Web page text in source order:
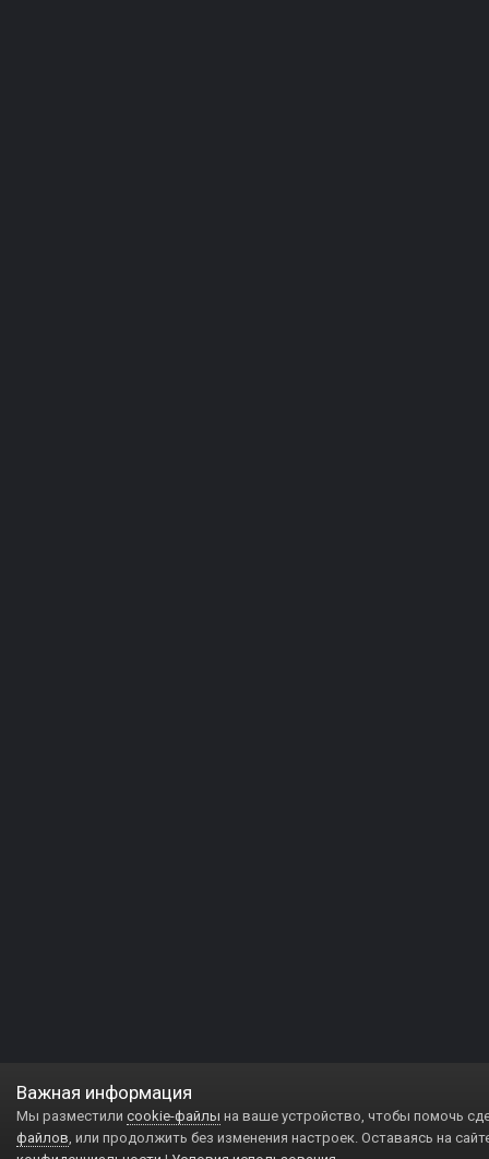
Важная информация
Мы разместили cookie-файлы на ваше устройство, чтобы помочь
файлов, или продолжить без изменения настроек. Оставаясь на